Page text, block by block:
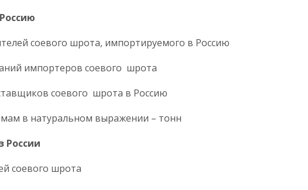
соевого шрота, импортируемого в Россию
импортеров соевого шрота
соевого шрота в Россию
в натуральном выражении – тонн
России
соевого шрота